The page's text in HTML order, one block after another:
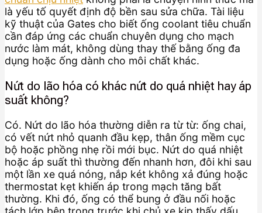
là yếu tố quyết định độ bền sau sửa chữa. Tài liệu
kỹ thuật của Gates cho biết ống coolant tiêu chuẩn
cần đáp ứng các chuẩn chuyên dụng cho mạch
nước làm mát, không dùng thay thế bằng ống đa
dụng hoặc ống dành cho môi chất khác.
Nứt do lão hóa có khác nứt do quá nhiệt hay áp
suất không?
Có. Nứt do lão hóa thường diễn ra từ từ: ống chai,
có vết nứt nhỏ quanh đầu kẹp, thân ống mềm cục
bộ hoặc phồng nhẹ rồi mới bục. Nứt do quá nhiệt
hoặc áp suất thì thường đến nhanh hơn, đôi khi sau
một lần xe quá nóng, nắp két không xả đúng hoặc
thermostat kẹt khiến áp trong mạch tăng bất
thường. Khi đó, ống có thể bung ở đầu nối hoặc